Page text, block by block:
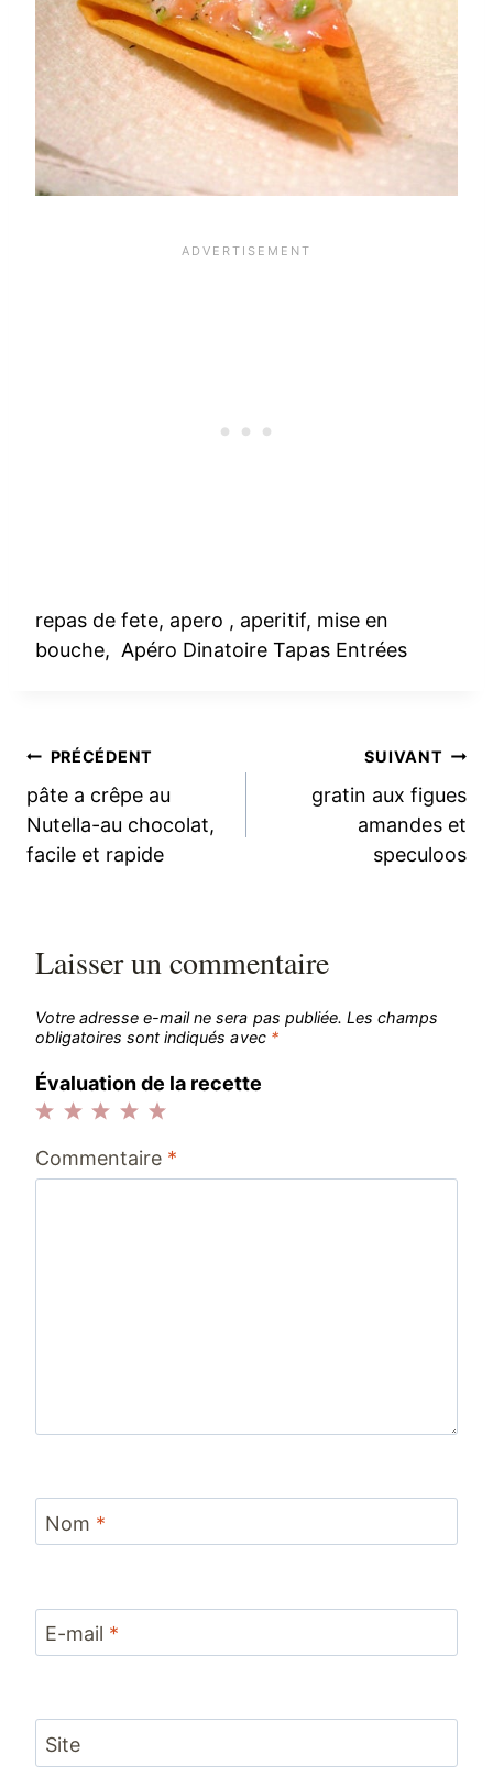
repas de fete, apero , aperitif, mise en
bouche, Apéro Dinatoire Tapas Entrées
Navigation
de
l’article
PRÉCÉDENT
pâte a crêpe au
Nutella-au chocolat,
facile et rapide
SUIVANT
gratin aux figues
amandes et
speculoos
Laisser un commentaire
Votre adresse e-mail ne sera pas publiée. Les champs
obligatoires sont indiqués avec *
Évaluation de la recette
étoiles
étoiles
étoiles
étoiles
étoile
Commentaire *
Nom *
E-mail *
Site